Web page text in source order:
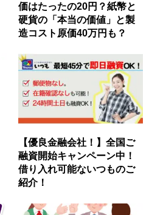
価はたったの20円？紙幣と
硬貨の「本当の価値」と製
造コスト原価40万円も？
【優良金融会社！】全国ご
融資開始キャンペーン中！
借り入れ可能ないつものご
紹介！